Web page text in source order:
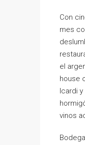
Con
mes
el
house
Icardi
vinos